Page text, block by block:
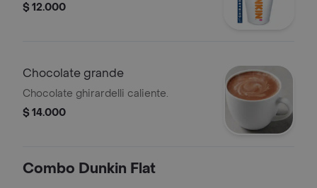
$ 12.000
Chocolate grande
Chocolate ghirardelli caliente.
$ 14.000
Combo Dunkin Flat